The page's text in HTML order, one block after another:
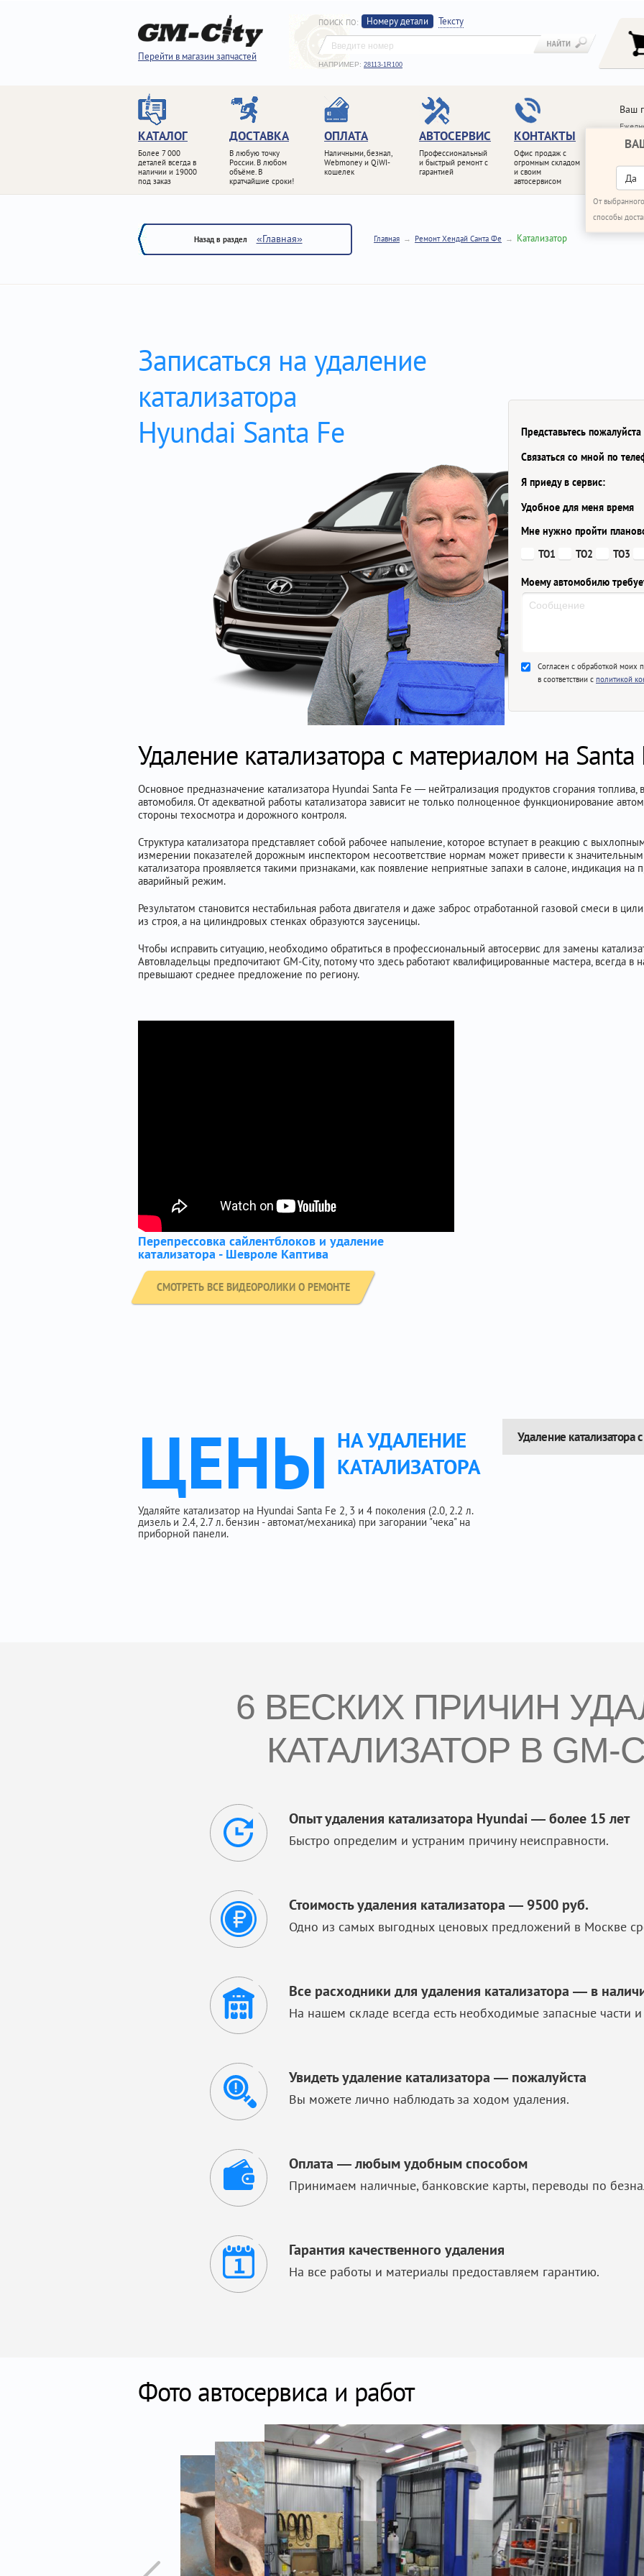
Перейти в магазин запчастей
ПОИСК ПО: Номеру детали Тексту
НАПРИМЕР: 28113-1R100
КАТАЛОГ
Более 7 000
деталей всегда в
наличии и 19000
под заказ
ДОСТАВКА
В любую точку
России. В любом
объёме. В
кратчайшие сроки!
ОПЛАТА
Наличными, безнал,
Webmoney и QiWI-
кошелек
АВТОСЕРВИС
Профессиональный
и быстрый ремонт с
гарантией
КОНТАКТЫ
Офис продаж с
огромным складом
и своим
автосервисом
Ваш
Да
От
способы
+7
Назад в раздел «Главная» Главная Ремонт Хендай Санта Фе Катализатор
Записаться на удаление
катализатора
Hyundai Santa Fe
Представьтесь пожалуйста
Связаться со мной по
Я приеду в сервис:
Удобное для меня время
Мне нужно пройти
ТО1
ТО2 ТО3
Моему автомобилю
Согласен с обработкой моих
в соответствии с политикой
Удаление катализатора с материалом на Santa
Основное предназначение катализатора Hyundai Santa Fe — нейтрализация продуктов сгорания
автомобиля. От адекватной работы катализатора зависит не только полноценное функционирование
стороны техосмотра и дорожного контроля.
Структура катализатора представляет собой рабочее напыление, которое вступает в реакцию с
измерении показателей дорожным инспектором несоответствие нормам может привести к
катализатора проявляется такими признаками, как появление неприятные запахи в салоне, индикация
аварийный режим.
Результатом становится нестабильная работа двигателя и даже заброс отработанной газовой смеси в
из строя, а на цилиндровых стенках образуются заусеницы.
Чтобы исправить ситуацию, необходимо обратиться в профессиональный автосервис для замены
Автовладельцы предпочитают GM-City, потому что здесь работают квалифицированные мастера, всегда в
превышают среднее предложение по региону.
Перепрессовка сайлентблоков и удаление
катализатора - Шевроле Каптива
СМОТРЕТЬ ВСЕ ВИДЕОРОЛИКИ О РЕМОНТЕ
ЦЕНЫ НА УДАЛЕНИЕ
КАТАЛИЗАТОРА
Удаляйте катализатор на Hyundai Santa Fe 2, 3 и 4 поколения (2.0, 2.2 л.
дизель и 2.4, 2.7 л. бензин - автомат/механика) при загорании "чека" на
приборной панели.
Удаление катализатора
6 ВЕСКИХ ПРИЧИН
КАТАЛИЗАТОР В GM-
Опыт удаления катализатора Hyundai — более 15 лет
Быстро определим и устраним причину неисправности.
Стоимость удаления катализатора — 9500 руб.
Одно из самых выгодных ценовых предложений в Москве
Все расходники для удаления катализатора — в
На нашем складе всегда есть необходимые запасные части
Увидеть удаление катализатора — пожалуйста
Вы можете лично наблюдать за ходом удаления.
Оплата — любым удобным способом
Принимаем наличные, банковские карты, переводы по
Гарантия качественного удаления
На все работы и материалы предоставляем гарантию.
Фото автосервиса и работ